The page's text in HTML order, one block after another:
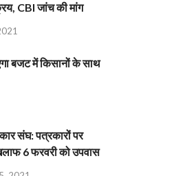
CBI जांच की मांग
बजट में किसानों के साथ
संघ: पत्रकारों पर
6 फरवरी को उपवास